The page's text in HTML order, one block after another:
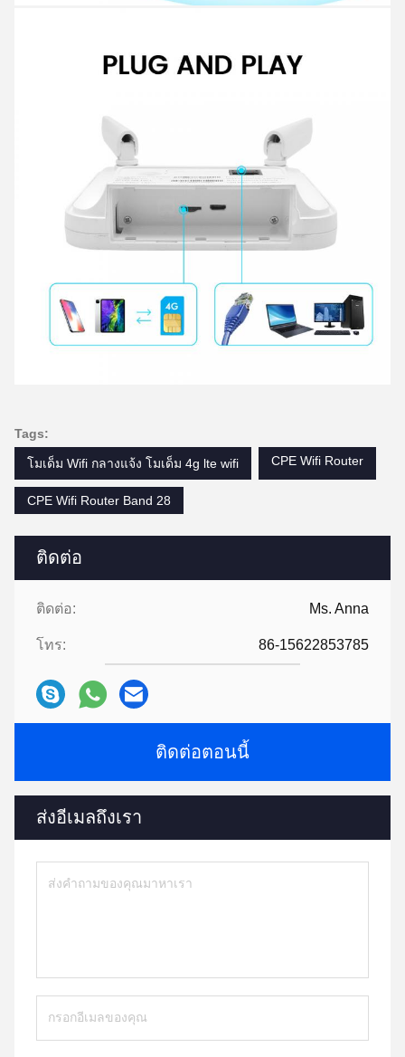
ติดต่อ
ติดต่อ: Ms. Anna
โทร: 86-15622853785
ติดต่อตอนนี้
ส่งอีเมลถึงเรา
Tags:
โมเด็ม Wifi กลางแจ้ง โมเด็ม 4g lte wifi CPE Wifi Router
CPE Wifi Router Band 28